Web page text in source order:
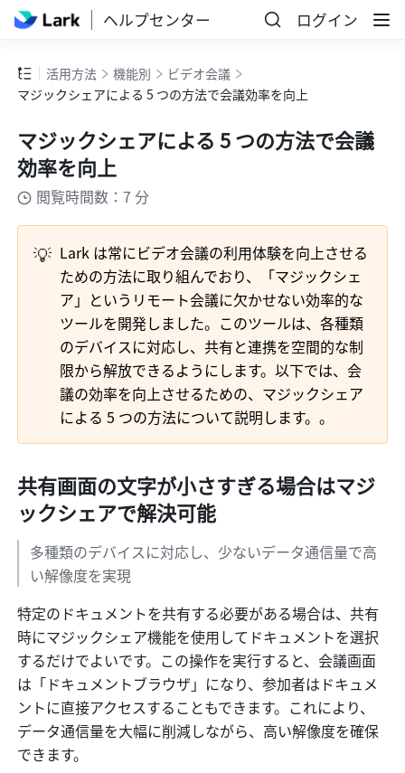
ヘルプセンター ログイン
活用方法 機能別
ビデオ会議
マジックシェアによる 5 つの方法で会議効率を向上
マジックシェアによる 5 つの方法で会議
効率を向上
閲覧時間数：7 分
💡 Lark は常にビデオ会議の利用体験を向上させる
ための方法に取り組んでおり、「マジックシェ
ア」というリモート会議に欠かせない効率的な
ツールを開発しました。このツールは、各種類
のデバイスに対応し、共有と連携を空間的な制
限から解放できるようにします。以下では、会
議の効率を向上させるための、マジックシェア
による 5 つの方法について説明します。。
共有画面の文字が小さすぎる場合はマジ
ックシェアで解決可能
多種類のデバイスに対応し、少ないデータ通信量で高
い解像度を実現
特定のドキュメントを共有する必要がある場合は、共有
時にマジックシェア機能を使用してドキュメントを選択
するだけでよいです。この操作を実行すると、会議画面
は「ドキュメントブラウザ」になり、参加者はドキュメ
ントに直接アクセスすることもできます。これにより、
データ通信量を大幅に削減しながら、高い解像度を確保
できます。